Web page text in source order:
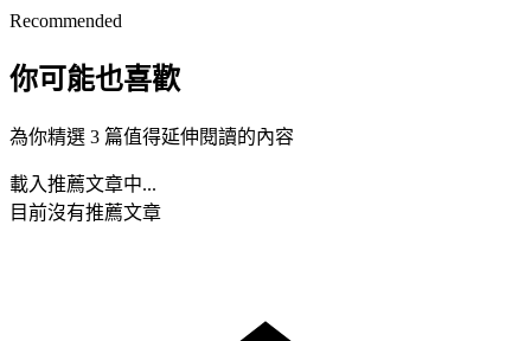
Recommended
你可能也喜歡
為你精選 3 篇值得延伸閱讀的內容
載入推薦文章中...
目前沒有推薦文章